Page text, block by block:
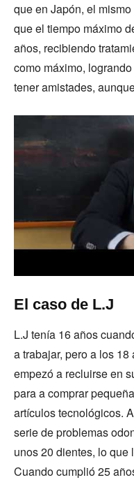
que en Japón, el
que el tiempo máximo
años, recibiendo
como máximo,
tener amistades,
El caso de L.J
L.J tenía 16 años
a trabajar, pero a los
empezó a recluirse en
para a comprar
artículos tecnológicos.
serie de problemas
unos 20 dientes, lo que
Cuando cumplió 25